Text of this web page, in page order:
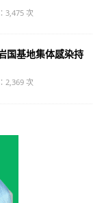
3,475 次
国基地集体感染持
2,369 次